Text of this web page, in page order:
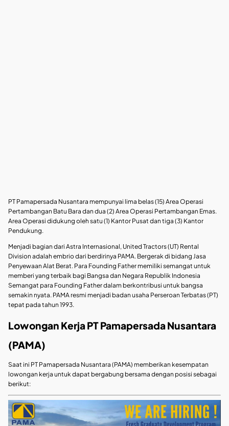
PT Pamapersada Nusantara mempunyai lima belas (15) Area Operasi
Pertambangan Batu Bara dan dua (2) Area Operasi Pertambangan Emas.
Area Operasi didukung oleh satu (1) Kantor Pusat dan tiga (3) Kantor
Pendukung.
Menjadi bagian dari Astra Internasional, United Tractors (UT) Rental
Division adalah embrio dari berdirinya PAMA. Bergerak di bidang Jasa
Penyewaan Alat Berat. Para Founding Father memiliki semangat untuk
memberi yang terbaik bagi Bangsa dan Negara Republik Indonesia
Semangat para Founding Father dalam berkontribusi untuk bangsa
semakin nyata. PAMA resmi menjadi badan usaha Perseroan Terbatas (PT)
tepat pada tahun 1993.
Lowongan Kerja PT Pamapersada Nusantara
(PAMA)
Saat ini PT Pamapersada Nusantara (PAMA) memberikan kesempatan
lowongan kerja untuk dapat bergabung bersama dengan posisi sebagai
berikut: